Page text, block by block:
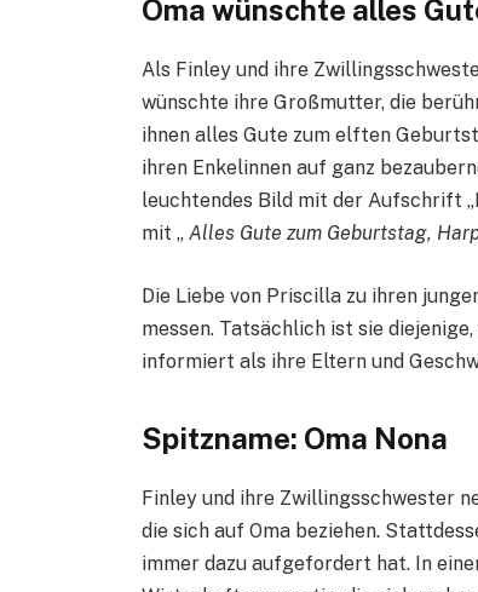
Oma wünschte alles
Als Finley und ihre
wünschte ihre Großmutter, die
ihnen alles Gute zum elften
ihren Enkelinnen auf ganz
leuchtendes Bild mit der Aufschrift
mit „Alles Gute zum Geburtstag,
Die Liebe von Priscilla zu ihren
messen. Tatsächlich ist sie
informiert als ihre Eltern und
Spitzname: Oma Nona
Finley und ihre Zwillingsschwester
die sich auf Oma beziehen.
immer dazu aufgefordert hat. In